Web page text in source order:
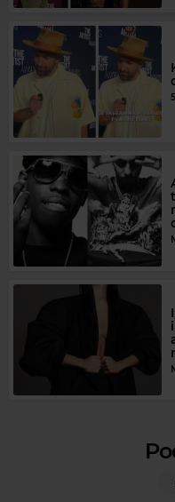
Rock
DEREK AND THE DOMINOS
Magic FM